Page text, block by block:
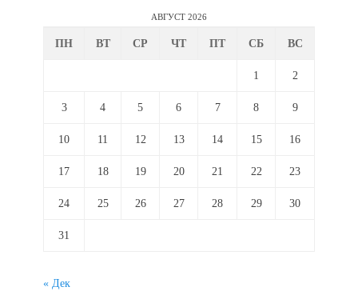
АВГУСТ 2026
ПН ВТ СР ЧТ ПТ СБ ВС
1 2
3 4 5 6 7 8 9
10 11 12 13 14 15 16
17 18 19 20 21 22 23
24 25 26 27 28 29 30
31
« Дек